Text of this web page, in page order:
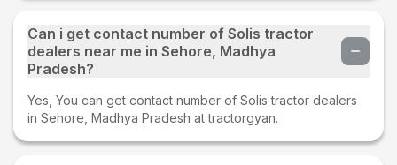
Can i get contact number of Solis tractor
dealers near me in Sehore, Madhya
Pradesh?
Yes, You can get contact number of Solis tractor dealers
in Sehore, Madhya Pradesh at tractorgyan.